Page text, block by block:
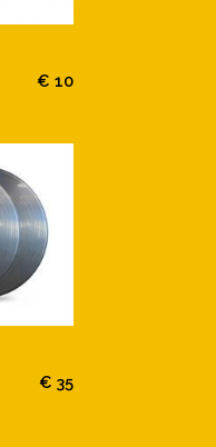
€ 10
€ 35